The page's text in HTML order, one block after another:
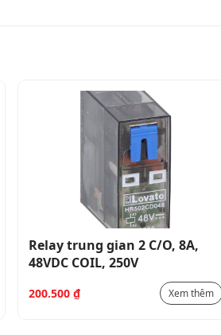
Relay trung gian 2 C/O, 8A,
48VDC COIL, 250V
200.500 ₫ Xem thêm